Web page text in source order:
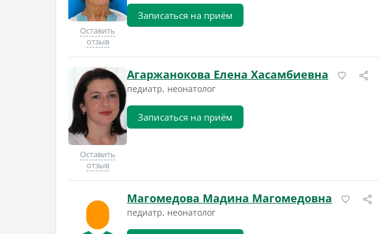
Оставить
отзыв
Записаться на приём
Оставить
отзыв
Агаржанокова Елена Хасамбиевна
педиатр, неонатолог
Записаться на приём
Магомедова Мадина Магомедовна
педиатр, неонатолог